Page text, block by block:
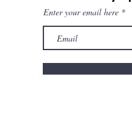
Enter your email here